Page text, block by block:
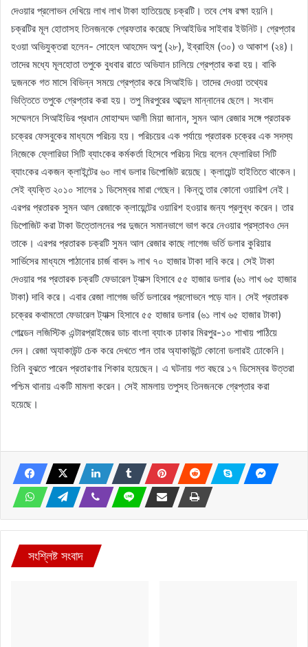
দেওয়ার প্রলোভন দেখিয়ে লাখ লাখ টাকা হাতিয়েছে চক্রটি। তবে শেষ রক্ষা হয়নি।
চক্রটির মূল হোতাসহ তিনজনকে গ্রেফতার করেছে সিআইডির সাইবার ইউনিট। গ্রেপ্তার
হওয়া অভিযুক্তরা হলেন- সোহেল আহমেদ অপু (২৮), ইব্রাহিম (৩০) ও আকাশ (২৪)।
তাদের মধ্যে মূলহোতা তপুকে বুধবার রাতে অভিযান চালিয়ে গ্রেপ্তার করা হয়। বাকি
দুজনকে গত মাসে বিভিন্ন সময়ে গ্রেপ্তার করে সিআইডি। তাদের দেওয়া তথ্যের
ভিত্তিতে তপুকে গ্রেপ্তার করা হয়। তপু মিরপুরের আব্দুল মান্নানের ছেলে। সংবাদ
সম্মেলনে সিআইডির প্রধান মোহাম্মদ আলী মিয়া জানান, সুমন আল রেজার সঙ্গে প্রতারক
চক্রের ফেসবুকের মাধ্যমে পরিচয় হয়। পরিচয়ের এক পর্যায়ে প্রতারক চক্রের এক সদস্য
নিজেকে ফ্লোরিডা সিটি ব্যাংকের কর্মকর্তা হিসেবে পরিচয় দিয়ে বলেন ফ্লোরিডা সিটি
ব্যাংকের একজন ক্লাইন্টের ৬০ লাখ ডলার ডিপোজিট রয়েছে। ক্লায়েন্ট হাইতিতে থাকেন।
সেই ব্যক্তি ২০১০ সালের ১ ডিসেম্বর মারা গেছেন। কিন্তু তার কোনো ওয়ারিশ নেই।
এরপর প্রতারক সুমন আল রেজাকে ক্লায়েন্টের ওয়ারিশ হওয়ার জন্য প্রলুব্ধ করেন। তার
ডিপোজিট করা টাকা উত্তোলনের পর দুজনে সমানভাগে ভাগ করে নেওয়ার প্রস্তাবও দেন
তাকে। এরপর প্রতারক চক্রটি সুমন আল রেজার কাছে লাগেজ ভর্তি ডলার কুরিয়ার
সার্ভিসের মাধ্যমে পাঠানোর চার্জ বাবদ ৯ লাখ ৭০ হাজার টাকা দাবি করে। সেই টাকা
দেওয়ার পর প্রতারক চক্রটি ফেডারেল ট্যাক্স হিসাবে ৫৫ হাজার ডলার (৬১ লাখ ৬৫ হাজার
টাকা) দাবি করে। এবার রেজা লাগেজ ভর্তি ডলারের প্রলোভনে পড়ে যান। সেই প্রতারক
চক্রের কথামতো ফেডারেল ট্যাক্স হিসাবে ৫৫ হাজার ডলার (৬১ লাখ ৬৫ হাজার টাকা)
গোল্ডেন লজিস্টিক এন্টারপ্রাইজের ডাচ বাংলা ব্যাংক ঢাকার মিরপুর-১০ শাখায় পাঠিয়ে
দেন। রেজা অ্যাকাউন্ট চেক করে দেখতে পান তার অ্যাকাউন্টে কোনো ডলারই ঢোকেনি।
তিনি বুঝতে পারেন প্রতারণার শিকার হয়েছেন। এ ঘটনায় গত বছরে ১৭ ডিসেম্বর উত্তরা
পশ্চিম থানায় একটি মামলা করেন। সেই মামলায় তপুসহ তিনজনকে গ্রেপ্তার করা
হয়েছে।
সংশ্লিষ্ট সংবাদ